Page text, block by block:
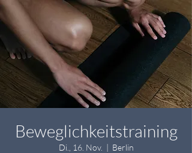
Beweglichkeitstraining
Di., 16. Nov.
  |
Berlin